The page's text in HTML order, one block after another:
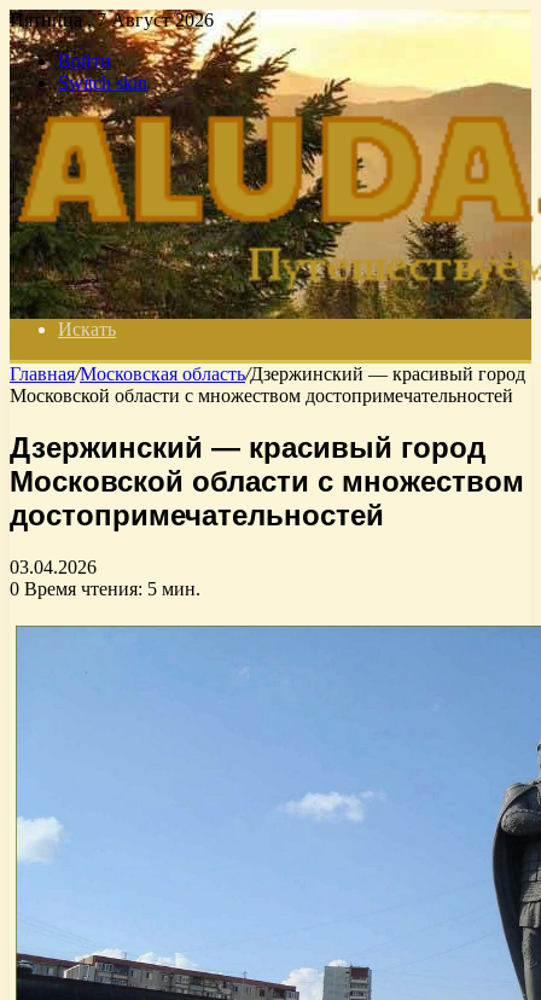
Пятница , 7 Август 2026
Войти
Switch skin
Искать
Главная/Московская область/Дзержинский — красивый город
Московской области с множеством достопримечательностей
Дзержинский — красивый город
Московской области с множеством
достопримечательностей
03.04.2026
0 Время чтения: 5 мин.